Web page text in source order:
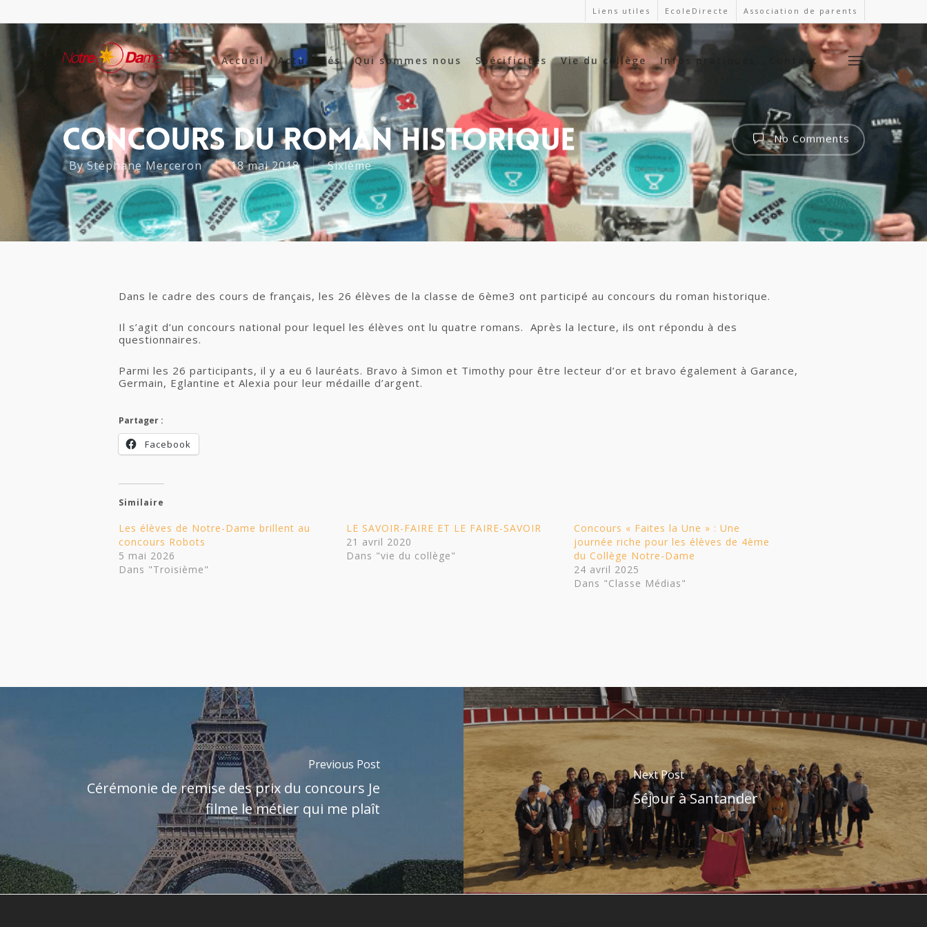
Liens utiles EcoleDirecte Association de parents
Accueil Actualités Qui sommes nous Spécificités Vie du collège Infos pratiques Contact
Concours Du Roman Historique
ByStéphane Merceron 18 mai 2018 Sixième
No Comments
Dans le cadre des cours de français, les 26 élèves de la classe de 6ème3 ont participé au concours du roman historique.
Il s’agit d’un concours national pour lequel les élèves ont lu quatre romans. Après la lecture, ils ont répondu à des
questionnaires.
Parmi les 26 participants, il y a eu 6 lauréats. Bravo à Simon et Timothy pour être lecteur d’or et bravo également à Garance,
Germain, Eglantine et Alexia pour leur médaille d’argent.
Partager :
Facebook
Similaire
Les élèves de Notre-Dame brillent au
concours Robots
5 mai 2026
Dans "Troisième"
LE SAVOIR-FAIRE ET LE FAIRE-SAVOIR
21 avril 2020
Dans "vie du collège"
Concours « Faites la Une » : Une
journée riche pour les élèves de 4ème
du Collège Notre-Dame
24 avril 2025
Dans "Classe Médias"
Previous Post
Cérémonie de remise des prix du concours Je
filme le métier qui me plaît
Next Post
Séjour à Santander